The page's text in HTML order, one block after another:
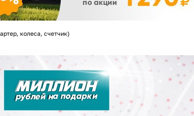
колеса, счетчик)